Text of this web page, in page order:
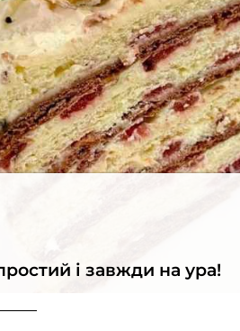
і завжди на ура!